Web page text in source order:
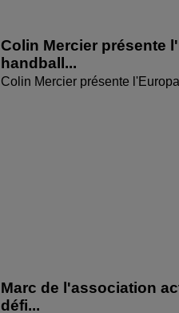
Colin Mercier présente
handball...
Colin Mercier présente
Marc de l'association
défi...